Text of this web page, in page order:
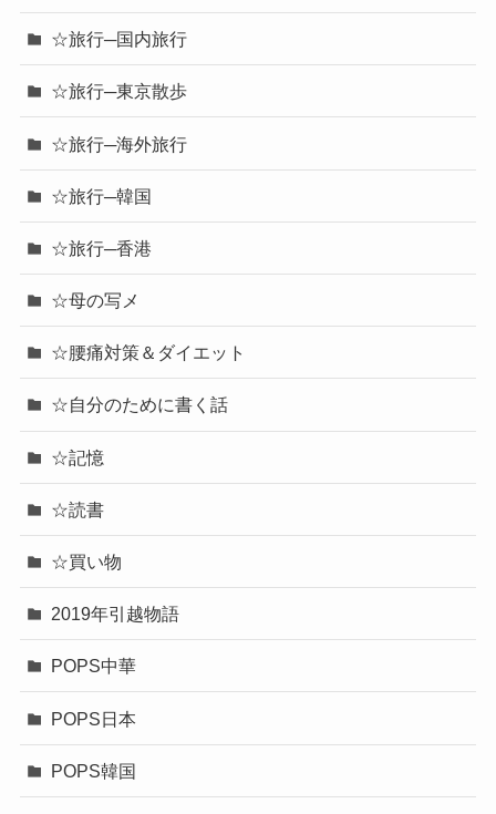
☆旅行─国内旅行
☆旅行─東京散歩
☆旅行─海外旅行
☆旅行─韓国
☆旅行─香港
☆母の写メ
☆腰痛対策＆ダイエット
☆自分のために書く話
☆記憶
☆読書
☆買い物
2019年引越物語
POPS中華
POPS日本
POPS韓国